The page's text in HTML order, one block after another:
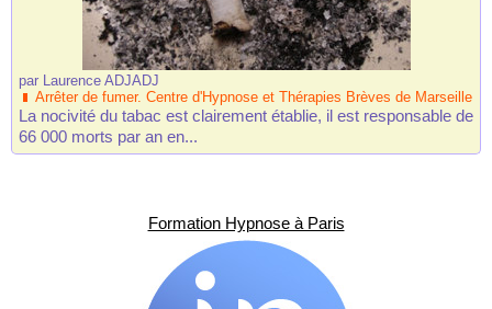
par Laurence ADJADJ
Arrêter de fumer. Centre d'Hypnose et Thérapies Brèves de Marseille
La nocivité du tabac est clairement établie, il est responsable de
66 000 morts par an en...
Formation Hypnose à Paris